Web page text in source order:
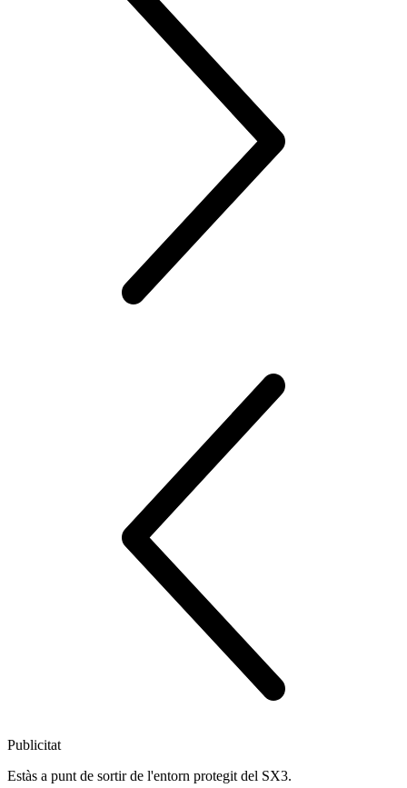
Publicitat
Estàs a punt de sortir de l'entorn protegit del SX3.